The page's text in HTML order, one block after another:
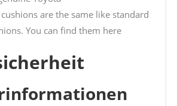
are the same like standard
You can find them here